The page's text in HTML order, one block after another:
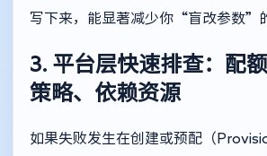
写下来，能显著减少你“盲改参数”
3. 平台层快速排查：配额
策略、依赖资源
如果失败发生在创建或预配（